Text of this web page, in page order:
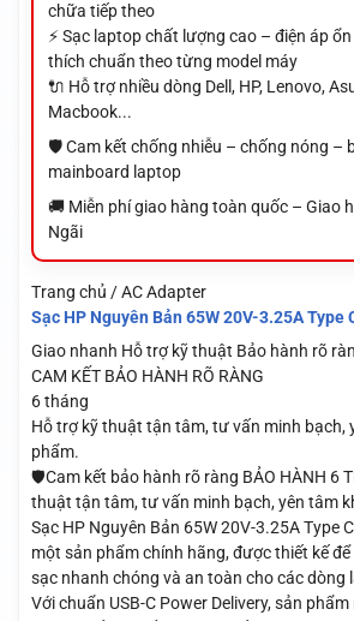
chữa tiếp theo
⚡ Sạc laptop chất lượng cao – điện áp
thích chuẩn theo từng model máy
🔌 Hỗ trợ nhiều dòng Dell, HP, Lenovo,
Macbook...
🛡️ Cam kết chống nhiễu – chống nóng –
mainboard laptop
🚚 Miễn phí giao hàng toàn quốc – Giao
Ngãi
Trang chủ / AC Adapter
Sạc HP Nguyên Bản 65W 20V-3.25A Type
Giao nhanh Hỗ trợ kỹ thuật Bảo hành rõ
CAM KẾT BẢO HÀNH RÕ RÀNG
6 tháng
Hỗ trợ kỹ thuật tận tâm, tư vấn minh bạch,
phẩm.
🛡️Cam kết bảo hành rõ ràng BẢO HÀNH 6
thuật tận tâm, tư vấn minh bạch, yên tâm
Sạc HP Nguyên Bản 65W 20V-3.25A Type
một sản phẩm chính hãng, được thiết kế
sạc nhanh chóng và an toàn cho các dòng
Với chuẩn USB-C Power Delivery, sản